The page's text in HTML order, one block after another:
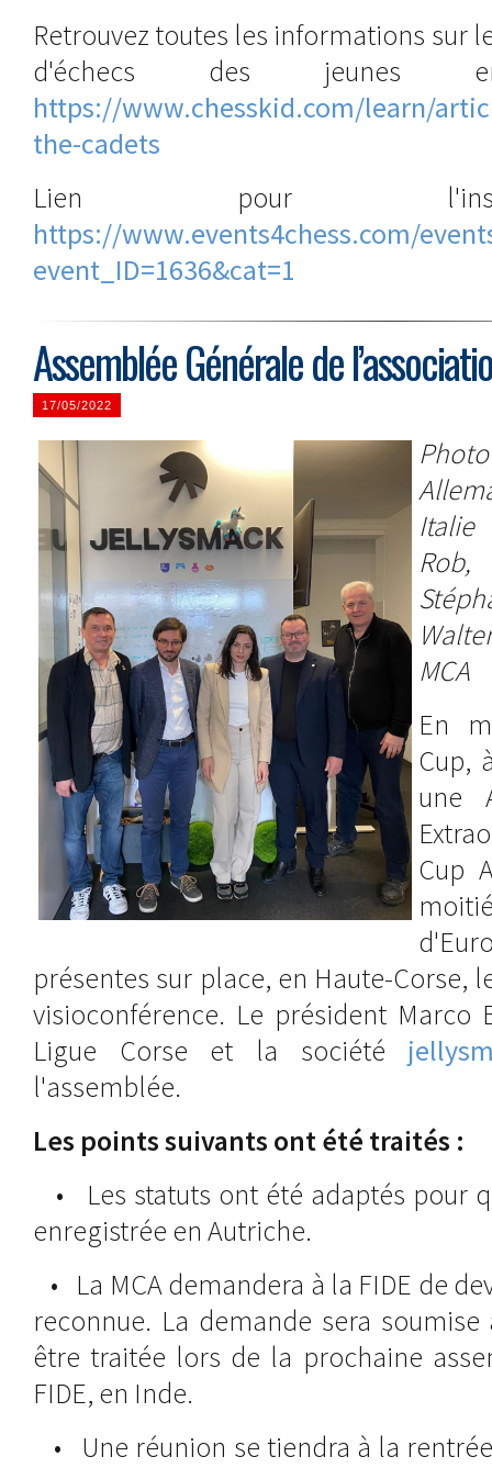
Retrouvez toutes les informations sur
d'échecs des jeunes
https://www.chesskid.com/learn/
the-cadets
Lien pour
https://www.events4chess.com/
event_ID=1636&cat=1
Assemblée Générale de
17/05/2022
Italie
MCA
En
Cup,
une
Cup
présentes sur place, en Haute-Corse,
visioconférence. Le président
Ligue Corse et la société
l'assemblée.
Les points suivants ont été traités :
• Les statuts ont été adaptés pour
enregistrée en Autriche.
• La MCA demandera à la FIDE de
reconnue. La demande sera
être traitée lors de la prochaine
FIDE, en Inde.
• Une réunion se tiendra à la